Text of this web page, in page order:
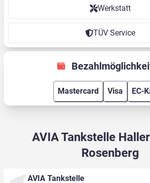
Werkstatt
TÜV Service
Mastercard Visa EC-
AVIA Tankstelle
Rosenberg
AVIA Tankstelle